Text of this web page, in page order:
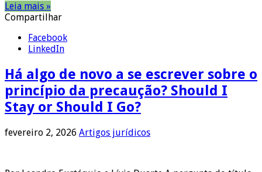
Leia mais »
Compartilhar
Facebook
LinkedIn
Há algo de novo a se escrever sobre o
princípio da precaução? Should I
Stay or Should I Go?
fevereiro 2, 2026 Artigos jurídicos